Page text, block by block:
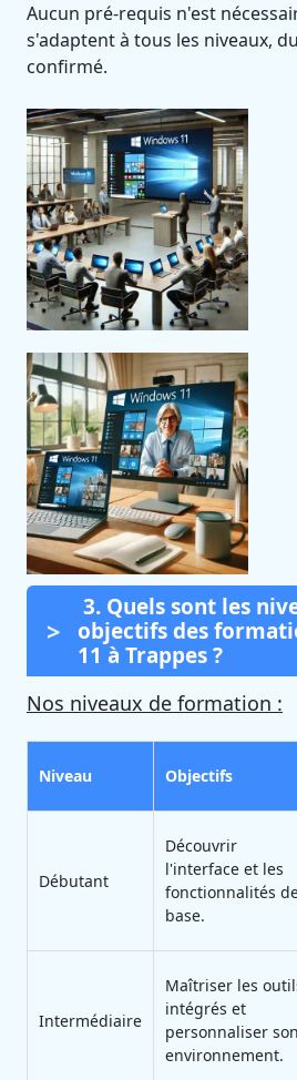
Aucun pré-requis n'est
s'adaptent à tous les niveaux,
confirmé.
3. Quels sont les
objectifs des
11 à Trappes ?
Nos niveaux de formation :
Niveau Objectifs
Débutant
Découvrir
l'interface et les
fonctionnalités
base.
Intermédiaire
Maîtriser les
intégrés et
personnaliser son
environnement.